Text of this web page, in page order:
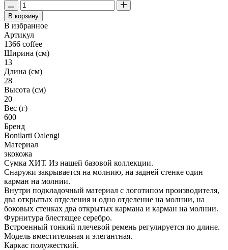
В корзину
В избранное
Артикул
1366 coffee
Ширина (см)
13
Длина (см)
28
Высота (см)
20
Вес (г)
600
Бренд
Bonilarti Oalengi
Материал
экокожа
Сумка ХИТ. Из нашей базовой коллекции.
Снаружи закрывается на молнию, на задней стенке один
карман на молнии.
Внутри подкладочный материал с логотипом производителя,
два открытых отделения и одно отделение на молнии, на
боковых стенках два открытых кармана и карман на молнии.
Фурнитура блестящее серебро.
Встроенный тонкий плечевой ремень регулируется по длине.
Модель вместительная и элегантная.
Каркас полужесткий.